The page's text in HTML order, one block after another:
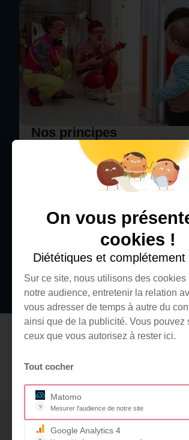
On vous
cookies !
Diététiques et
Sur ce site, nous utilisons des cookies
notre audience, entretenir la relation
vous adresser de temps à autre du
ainsi que de la publicité. Vous pouvez
ceux que vous autorisez à rester ici.
Tout cocher
?
Matomo
Mesurer l'audience de notre site
Outil analytique (alternative à Google
Google Analytics 4
Nos principes
d'interventions
Jouer auprès des enfants hospitalisés
dans les services pédiatriques ne
s’improvise pas ! Tous nos clowns
les règles du jeu à l’hôpital.
Je m'informe